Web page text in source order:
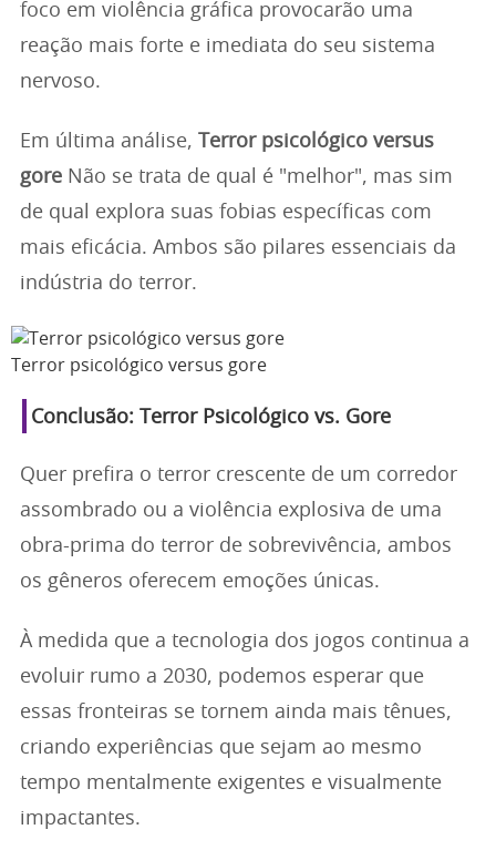
foco em violência gráfica provocarão uma
reação mais forte e imediata do seu sistema
nervoso.
Em última análise,
Terror psicológico versus
gore Não se trata de qual é "melhor", mas sim
de qual explora suas fobias específicas com
mais eficácia. Ambos são pilares essenciais da
indústria do terror.
Terror psicológico versus gore
Conclusão: Terror Psicológico vs. Gore
Quer prefira o terror crescente de um corredor
assombrado ou a violência explosiva de uma
obra-prima do terror de sobrevivência, ambos
os gêneros oferecem emoções únicas.
À medida que a tecnologia dos jogos continua a
evoluir rumo a 2030, podemos esperar que
essas fronteiras se tornem ainda mais tênues,
criando experiências que sejam ao mesmo
tempo mentalmente exigentes e visualmente
impactantes.